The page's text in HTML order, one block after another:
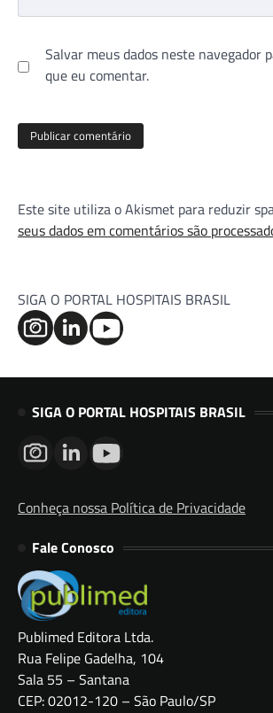
Salvar meus dados neste navegador
que eu comentar.
Este site utiliza o Akismet para reduzir
seus dados em comentários são
SIGA O PORTAL HOSPITAIS BRASIL
SIGA O PORTAL HOSPITAIS BRASIL
Conheça nossa Política de Privacidade
Fale Conosco
Publimed Editora Ltda.
Rua Felipe Gadelha, 104
Sala 55 – Santana
CEP: 02012-120 – São Paulo/SP